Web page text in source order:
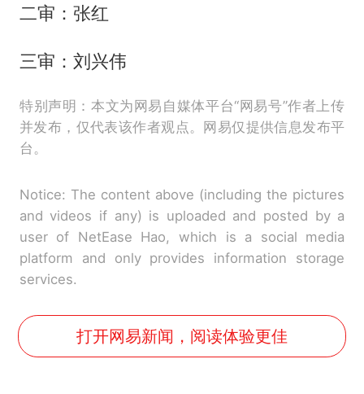
二审：张红
三审：刘兴伟
特别声明：本文为网易自媒体平台“网易号”作者上传
并发布，仅代表该作者观点。网易仅提供信息发布平
台。
Notice: The content above (including the pictures
and videos if any) is uploaded and posted by a
user of NetEase Hao, which is a social media
platform and only provides information storage
services.
打开网易新闻，阅读体验更佳